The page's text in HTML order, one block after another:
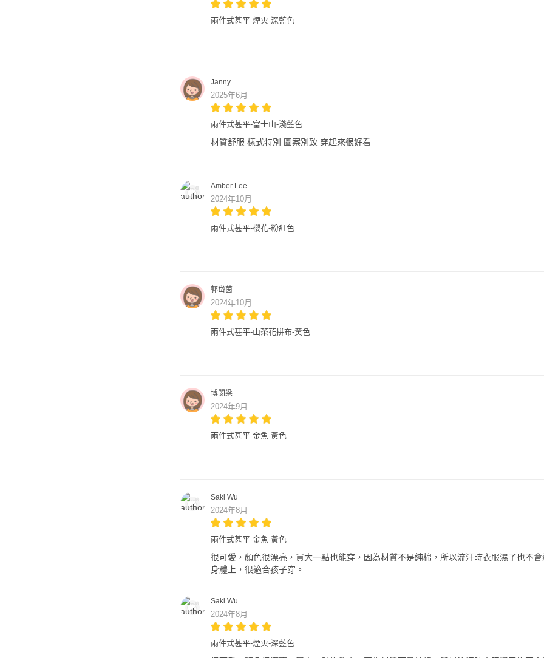
兩件式甚平-煙火-深藍色
Janny
2025年6月
兩件式甚平-富士山-淺藍色
材質舒服 樣式特別 圖案別致 穿起來很好看
Amber Lee
2024年10月
兩件式甚平-櫻花-粉紅色
郭岱茵
2024年10月
兩件式甚平-山茶花拼布-黃色
博閔梁
2024年9月
兩件式甚平-金魚-黃色
Saki Wu
2024年8月
兩件式甚平-金魚-黃色
很可愛，顏色很漂亮，買大一點也能穿，因為材質不是純棉，所以流汗時衣服濕了也不會
身體上，很適合孩子穿。
Saki Wu
2024年8月
兩件式甚平-煙火-深藍色